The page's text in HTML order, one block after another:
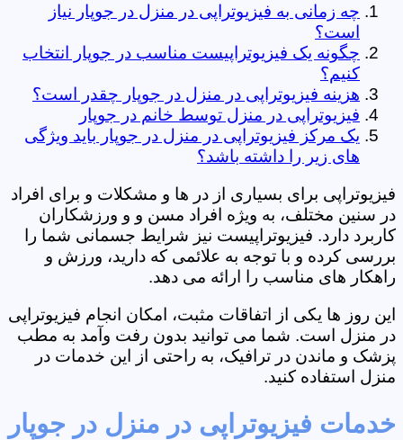
چه زمانی به فیزیوتراپی در منزل در جوپار نیاز
است؟
چگونه یک فیزیوتراپیست مناسب در جوپار انتخاب
کنیم؟
هزینه فیزیوتراپی در منزل در جوپار چقدر است؟
فیزیوتراپی در منزل توسط خانم در جوپار
یک مرکز فیزیوتراپی در منزل در جوپار باید ویژگی
های زیر را داشته باشد؟
فیزیوتراپی برای بسیاری از در ها و مشکلات و برای افراد
در سنین مختلف، به ویژه افراد مسن و و ورزشکاران
کاربرد دارد. فیزیوتراپیست نیز شرایط جسمانی شما را
بررسی کرده و با توجه به علائمی که دارید، ورزش و
راهکار های مناسب را ارائه می دهد.
این روز ها یکی از اتفاقات مثبت، امکان انجام فیزیوتراپی
در منزل است. شما می توانید بدون رفت وآمد به مطب
پزشک و ماندن در ترافیک، به راحتی از این خدمات در
منزل استفاده کنید.
خدمات فیزیوتراپی در منزل در جوپار